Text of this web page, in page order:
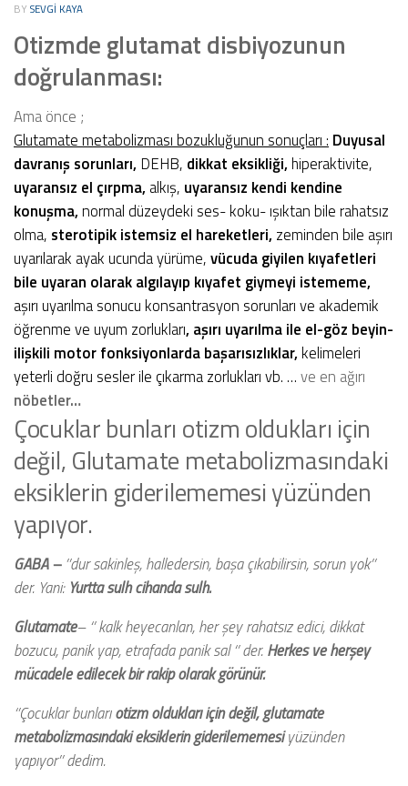
BY SEVGI KAYA
Otizmde glutamat disbiyozunun
doğrulanması:
Ama önce ;
Glutamate metabolizması bozukluğunun sonuçları : Duyusal
davranış sorunları, DEHB, dikkat eksikliği, hiperaktivite,
uyaransız el çırpma, alkış, uyaransız kendi kendine
konuşma, normal düzeydeki ses- koku- ışıktan bile rahatsız
olma, sterotipik istemsiz el hareketleri, zeminden bile aşırı
uyarılarak ayak ucunda yürüme, vücuda giyilen kıyafetleri
bile uyaran olarak algılayıp kıyafet giymeyi istememe,
aşırı uyarılma sonucu konsantrasyon sorunları ve akademik
öğrenme ve uyum zorlukları, aşırı uyarılma ile el-göz beyin-
ilişkili motor fonksiyonlarda başarısızlıklar, kelimeleri
yeterli doğru sesler ile çıkarma zorlukları vb. … ve en ağırı
nöbetler…
Çocuklar bunları otizm oldukları için
değil, Glutamate metabolizmasındaki
eksiklerin giderilememesi yüzünden
yapıyor.
GABA – ’’dur sakinleş, halledersin, başa çıkabilirsin, sorun yok’’
der. Yani: Yurtta sulh cihanda sulh.
Glutamate– ‘’ kalk heyecanlan, her şey rahatsız edici, dikkat
bozucu, panik yap, etrafada panik sal ‘’ der. Herkes ve herşey
mücadele edilecek bir rakip olarak görünür.
‘’Çocuklar bunlarıotizm oldukları için değil, glutamate
metabolizmasındaki eksiklerin giderilememesiyüzünden
yapıyor’’ dedim.